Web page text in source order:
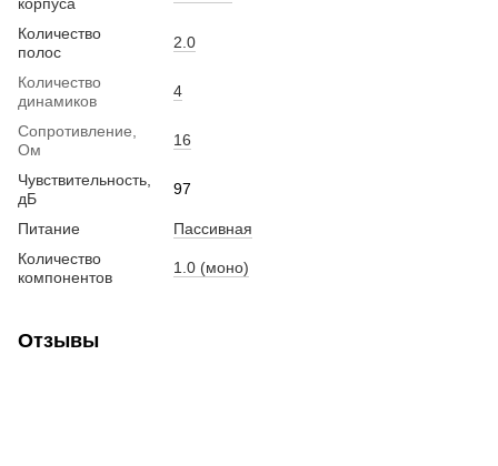
Количество
полос
2.0
Количество
динамиков
4
Сопротивление,
Ом
16
Чувствительность,
дБ
97
Питание
Пассивная
Количество
компонентов
1.0 (моно)
Отзывы